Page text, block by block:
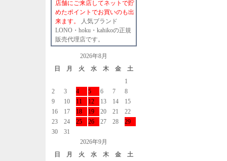
店舗にご来店してネットで貯
めたポイントでお買いのも出
来ます。
人気ブランド
LONO・hoku・kahikoの正規
販売代理店です。
2026年8月
日
月 火 水 木 金
土
1
2
3 4 5 6 7
8
9
10 11 12 13 14
15
16
17 18 19 20 21
22
23
24 25 26 27 28
29
30
31
2026年9月
日
月 火 水 木 金
土